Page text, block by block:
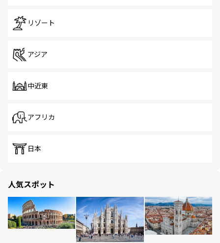
リゾート
アジア
中近東
アフリカ
日本
人気スポット